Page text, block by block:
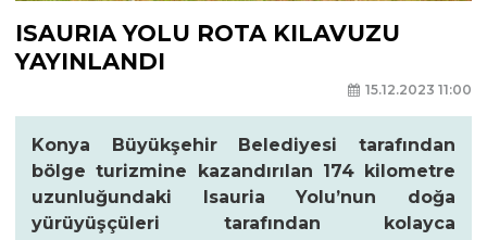
ISAURIA YOLU ROTA KILAVUZU
YAYINLANDI
15.12.2023 11:00
Konya Büyükşehir Belediyesi tarafından
bölge turizmine kazandırılan 174 kilometre
uzunluğundaki Isauria Yolu’nun doğa
yürüyüşçüleri tarafından kolayca